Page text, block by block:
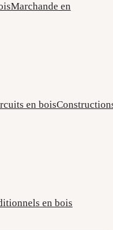
Marchande en
en bois
en bois